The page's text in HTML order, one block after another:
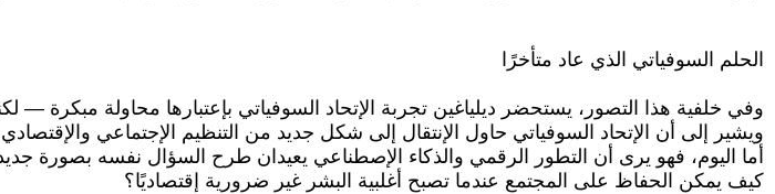
الحلم السوفياتي الذي عاد متأخرًا
وفي خلفية هذا التصور، يستحضر ديلياغين تجربة الإتحاد السوفياتي بإعتبارها محاولة مبكرة
ويشير إلى أن الإتحاد السوفياتي حاول الإنتقال إلى شكل جديد من التنظيم الإجتماعي
أما اليوم، فهو يرى أن التطور الرقمي والذكاء الإصطناعي يعيدان طرح السؤال نفسه بصورة
كيف يمكن الحفاظ على المجتمع عندما تصبح أغلبية البشر غير ضرورية إقتصاديًا؟